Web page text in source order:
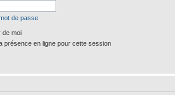
de passe
de moi
présence en ligne pour cette session